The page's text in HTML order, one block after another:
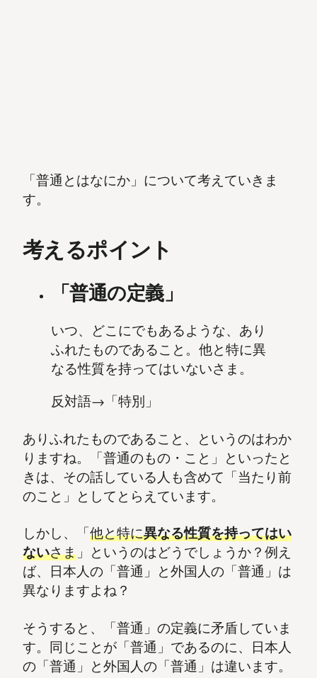
「普通とはなにか」について考えていきま
す。
考えるポイント
「普通の定義」
いつ、どこにでもあるような、あり
ふれたものであること。他と特に異
なる性質を持ってはいないさま。
反対語→「特別」
ありふれたものであること、というのはわか
りますね。「普通のもの・こと」といったと
きは、その話している人も含めて「当たり前
のこと」としてとらえています。
しかし、「 他と特に異なる性質を持ってはい
ないさま 」というのはどうでしょうか？例え
ば、日本人の「普通」と外国人の「普通」は
異なりますよね？
そうすると、「普通」の定義に矛盾していま
す。同じことが「普通」であるのに、日本人
の「普通」と外国人の「普通」は違います。